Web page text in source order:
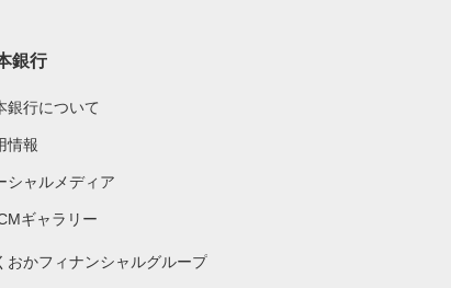
銀行
銀行について
情報
シャルメディア
ギャラリー
おかフィナンシャルグループ